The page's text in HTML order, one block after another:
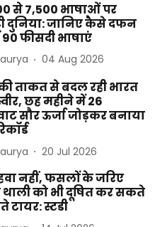
से 7,500 भाषाओं पर
दुनिया: जानिए कैसे दफन
90 फीसदी भाषाएं
04 Aug 2026
ताकत से बदल रही भारत
छह महीने में 26
सौर ऊर्जा जोड़कर बनाया
20 Jul 2026
नहीं, फसलों के जरिए
थाली को भी दूषित कर सकते
टायर: स्टडी